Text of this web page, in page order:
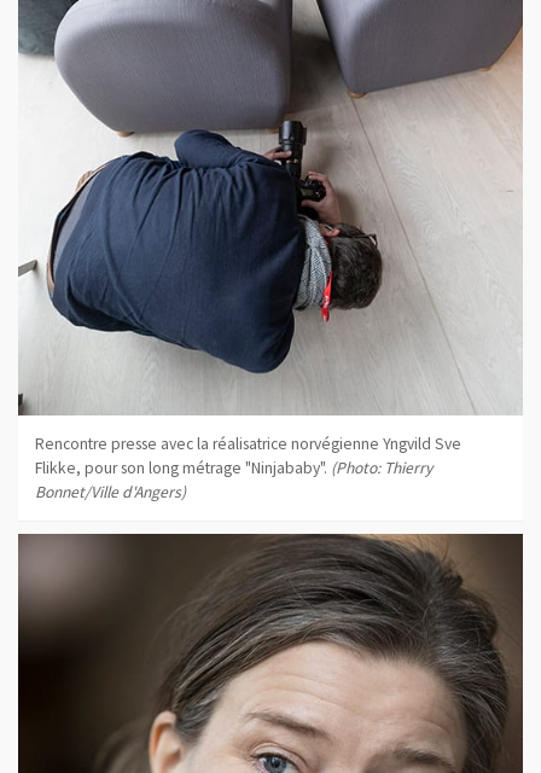
Rencontre presse avec la réalisatrice norvégienne Yngvild Sve
Flikke, pour son long métrage "Ninjababy". (Photo: Thierry
Bonnet/Ville d'Angers)